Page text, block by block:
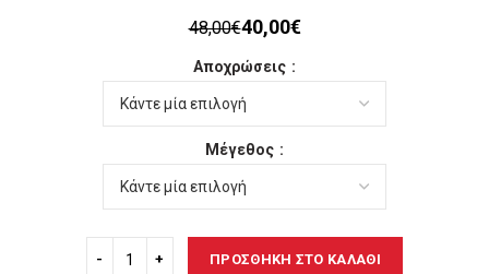
48,00€Original
was:
48,00€.
40,00€Η
Αποχρώσεις
Μέγεθος
ΠΡΟΣΘΉΚΗ ΣΤΟ ΚΑΛΆΘΙ